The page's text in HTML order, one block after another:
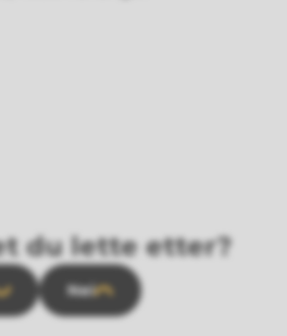
du lette etter?
Nei